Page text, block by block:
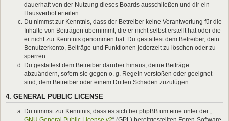
dauerhaft von der Nutzung dieses Boards ausschließen und dir ein
Hausverbot erteilen.
Du nimmst zur Kenntnis, dass der Betreiber keine Verantwortung für die
Inhalte von Beiträgen übernimmt, die er nicht selbst erstellt hat oder die
er nicht zur Kenntnis genommen hat. Du gestattest dem Betreiber, dein
Benutzerkonto, Beiträge und Funktionen jederzeit zu löschen oder zu
sperren.
Du gestattest dem Betreiber darüber hinaus, deine Beiträge
abzuändern, sofern sie gegen o. g. Regeln verstoßen oder geeignet
sind, dem Betreiber oder einem Dritten Schaden zuzufügen.
4. GENERAL PUBLIC LICENSE
Du nimmst zur Kenntnis, dass es sich bei phpBB um eine unter der „